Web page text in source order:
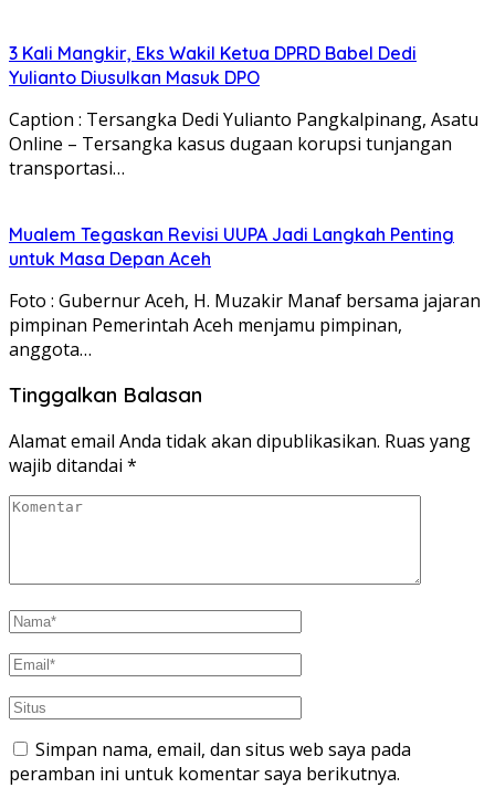
3 Kali Mangkir, Eks Wakil Ketua DPRD Babel Dedi
Yulianto Diusulkan Masuk DPO
Caption : Tersangka Dedi Yulianto Pangkalpinang, Asatu
Online – Tersangka kasus dugaan korupsi tunjangan
transportasi…
Mualem Tegaskan Revisi UUPA Jadi Langkah Penting
untuk Masa Depan Aceh
Foto : Gubernur Aceh, H. Muzakir Manaf bersama jajaran
pimpinan Pemerintah Aceh menjamu pimpinan,
anggota…
Tinggalkan Balasan
Alamat email Anda tidak akan dipublikasikan. Ruas yang
wajib ditandai *
Simpan nama, email, dan situs web saya pada
peramban ini untuk komentar saya berikutnya.